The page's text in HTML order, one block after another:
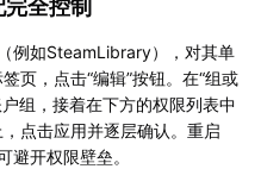
全控制
例如SteamLibrary），对其单
页，点击“编辑”按钮。在“组或
组，接着在下方的权限列表中
，点击应用并逐层确认。重启
避开权限壁垒。